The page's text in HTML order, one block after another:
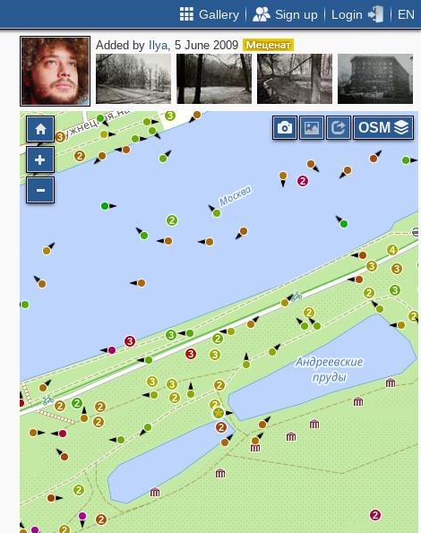
Gallery Sign up Login EN
Added by Ilya, 5 June 2009
2 2
3
3
3
3
2
2
2
2
3
3
2
3
2
2
3
2
3
2
3
2
4
2
2
2
3
2
3
2
2
2
2
2
OSM